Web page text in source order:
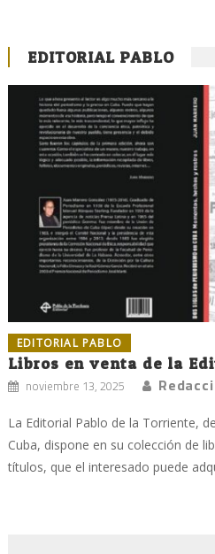
EDITORIAL PABLO
EDITORIAL PABLO
Libros en venta de la
noviembre 13, 2025
La Editorial Pablo de la Torriente,
Cuba, dispone en su colección de
títulos, que el interesado puede